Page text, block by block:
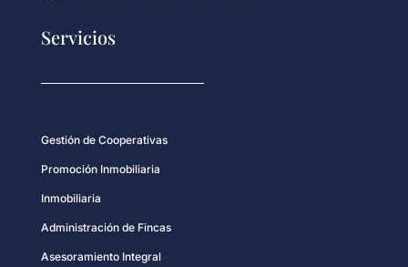
Servicios
Gestión de Cooperativas
Promoción Inmobiliaria
Inmobiliaria
Administración de Fincas
Asesoramiento Integral